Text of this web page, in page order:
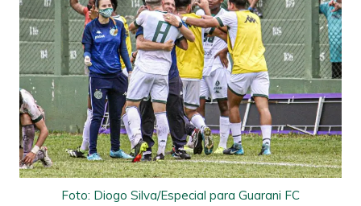
Foto: Diogo Silva/Especial para Guarani FC